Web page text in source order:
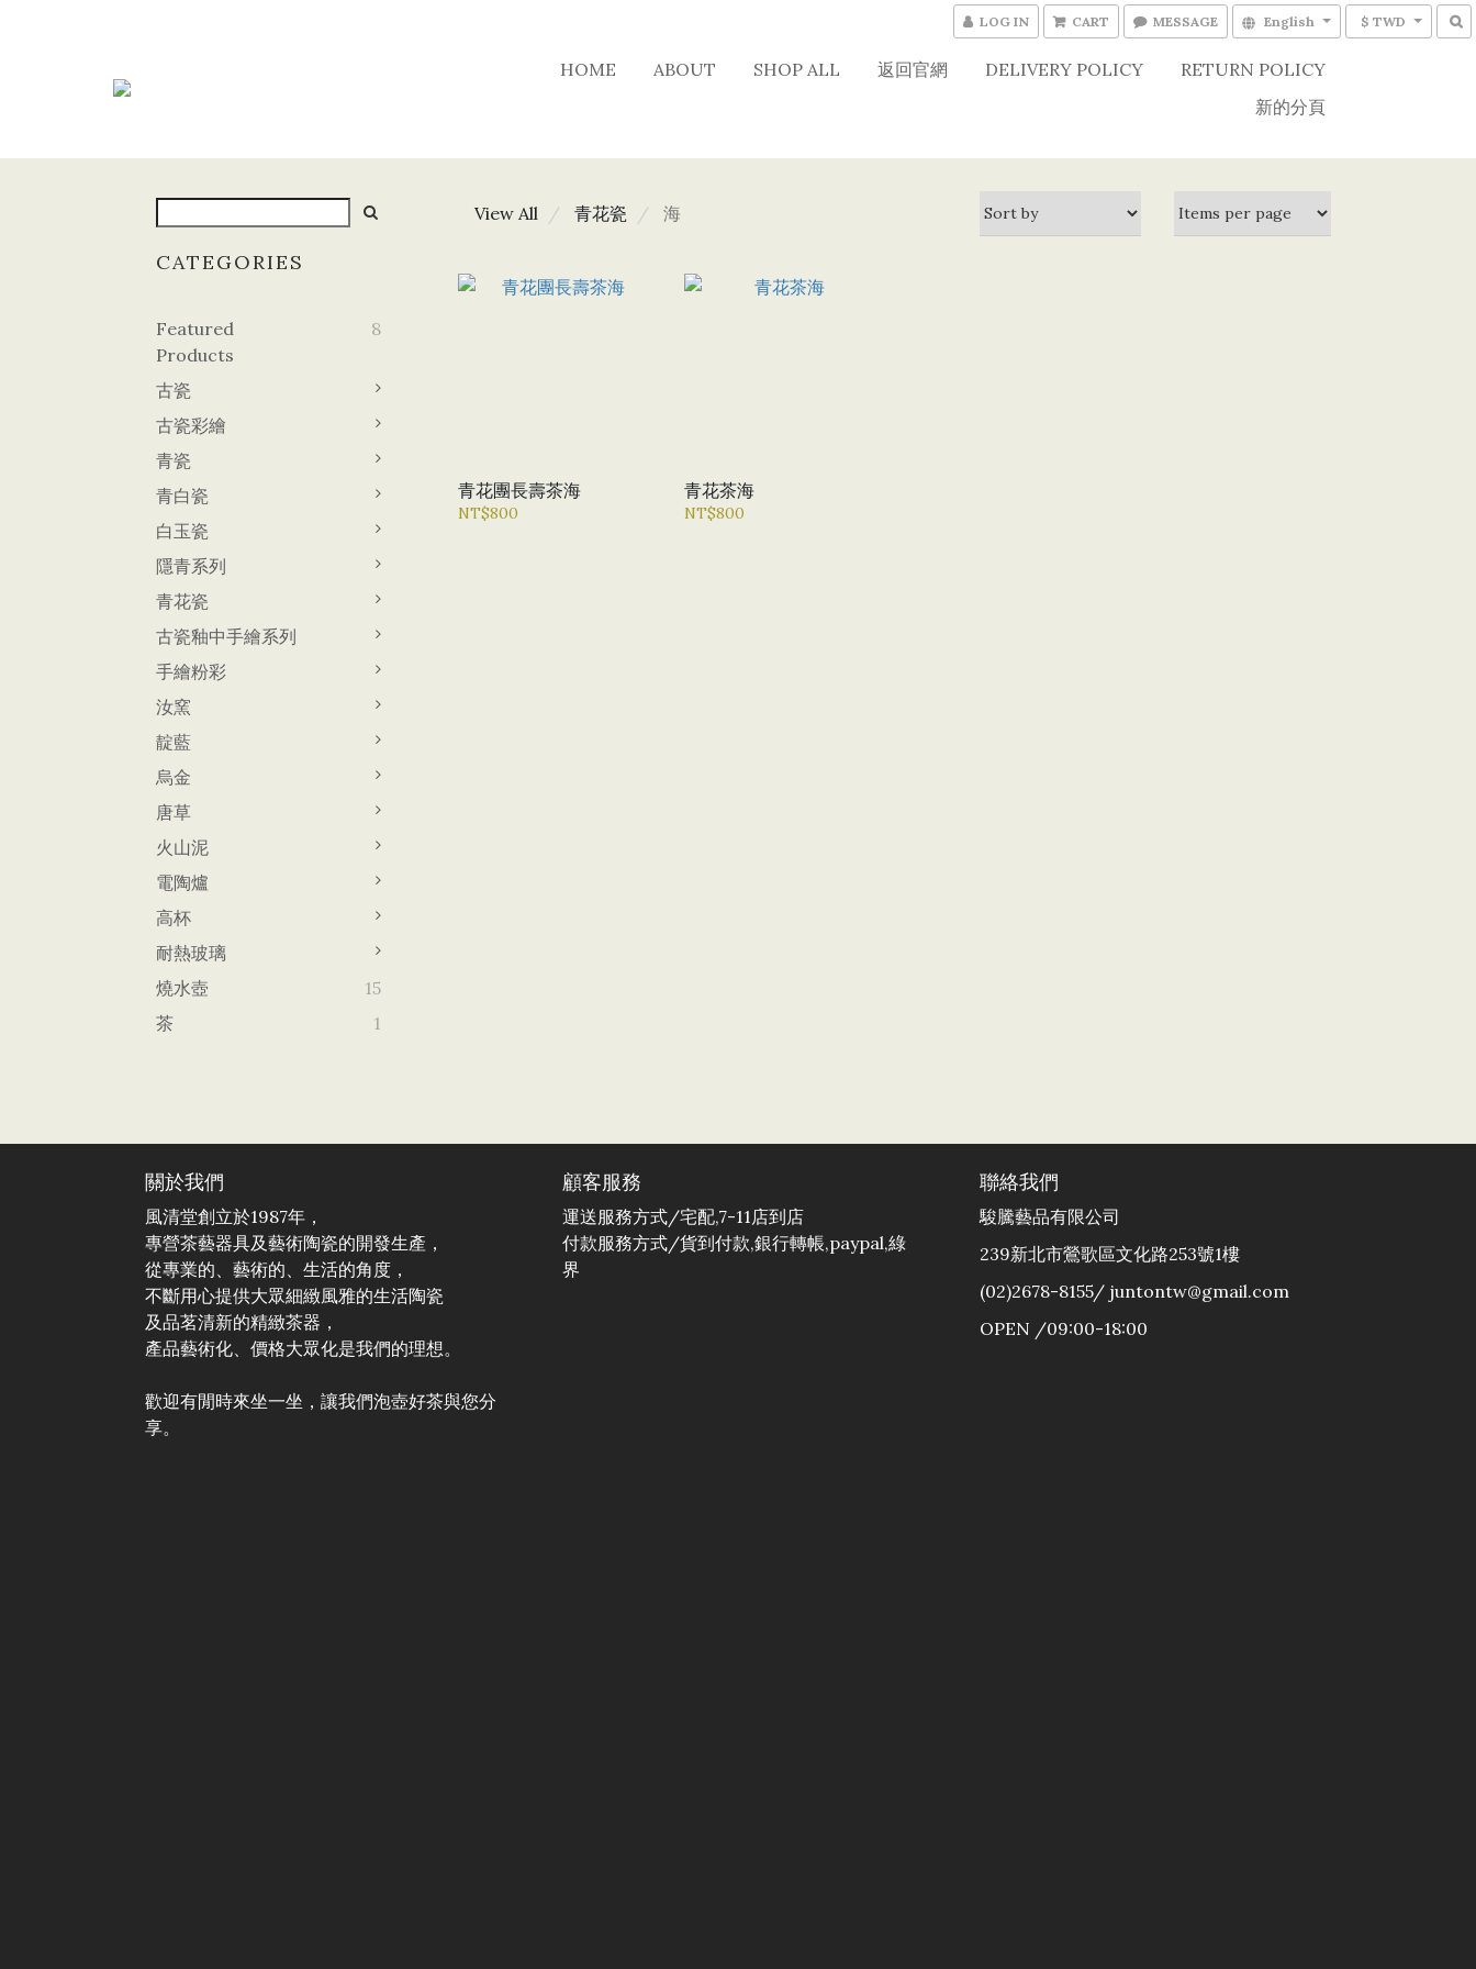
LOG IN CART MESSAGE English $ TWD
HOME ABOUT SHOP ALL 返回官網 DELIVERY POLICY
RETURN POLICY
新的分頁
CATEGORIES
Featured
Products
8
古瓷
古瓷彩繪
青瓷
青白瓷
白玉瓷
隱青系列
青花瓷
古瓷釉中手繪系列
手繪粉彩
汝窯
靛藍
烏金
唐草
火山泥
電陶爐
高杯
耐熱玻璃
燒水壺
15
茶
1
View All 青花瓷 海
青花團長壽茶海
NT$800
青花茶海
NT$800
關於我們
風清堂創立於1987年，
專營茶藝器具及藝術陶瓷的開發生產，
從專業的、藝術的、生活的角度，
不斷用心提供大眾細緻風雅的生活陶瓷
及品茗清新的精緻茶器，
產品藝術化、價格大眾化是我們的理想。
歡迎有閒時來坐一坐，讓我們泡壺好茶與您分
享。
顧客服務
運送服務方式/宅配,7-11店到店
付款服務方式/貨到付款,銀行轉帳,paypal,綠
界
聯絡我們
駿騰藝品有限公司
239新北市鶯歌區文化路253號1樓
(02)2678-8155/ juntontw@gmail.com
OPEN /09:00-18:00